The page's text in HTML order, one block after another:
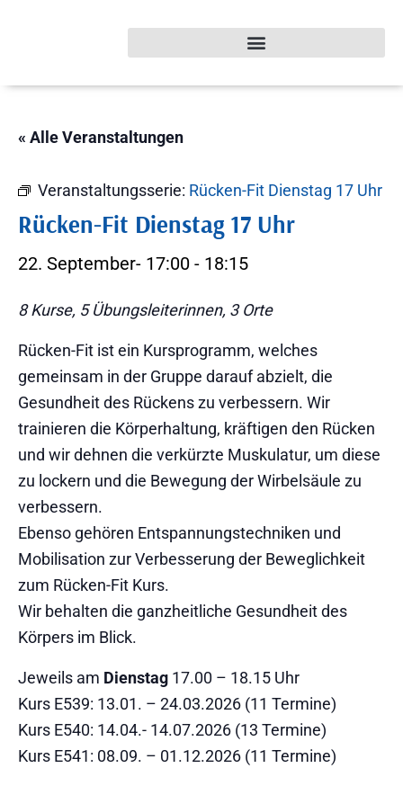
« Alle Veranstaltungen
Veranstaltungsserie: Rücken-Fit Dienstag 17 Uhr
Rücken-Fit Dienstag 17 Uhr
22. September- 17:00 - 18:15
8 Kurse, 5 Übungsleiterinnen, 3 Orte
Rücken-Fit ist ein Kursprogramm, welches
gemeinsam in der Gruppe darauf abzielt, die
Gesundheit des Rückens zu verbessern. Wir
trainieren die Körperhaltung, kräftigen den Rücken
und wir dehnen die verkürzte Muskulatur, um diese
zu lockern und die Bewegung der Wirbelsäule zu
verbessern.
Ebenso gehören Entspannungstechniken und
Mobilisation zur Verbesserung der Beweglichkeit
zum Rücken-Fit Kurs.
Wir behalten die ganzheitliche Gesundheit des
Körpers im Blick.
Jeweils am Dienstag 17.00 – 18.15 Uhr
Kurs E539: 13.01. – 24.03.2026 (11 Termine)
Kurs E540: 14.04.- 14.07.2026 (13 Termine)
Kurs E541: 08.09. – 01.12.2026 (11 Termine)